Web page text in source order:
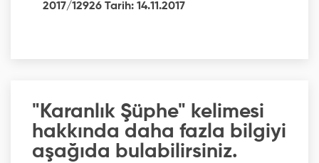
2017/12926 Tarih: 14.11.2017
"Karanlık Şüphe" kelimesi
hakkında daha fazla bilgiyi
aşağıda bulabilirsiniz.